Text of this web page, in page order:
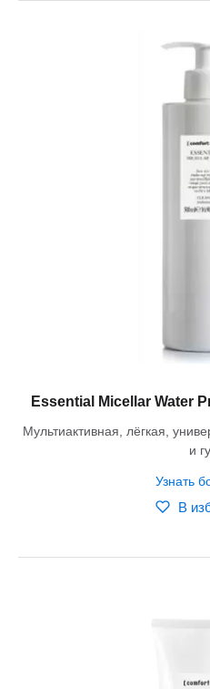
Essential Micellar Water
Мультиактивная, лёгкая,
и
Узнать
В